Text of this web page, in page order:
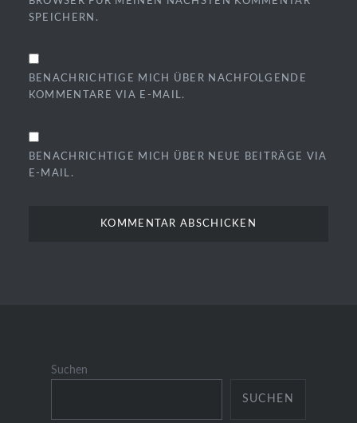
SPEICHERN.
BENACHRICHTIGE MICH ÜBER NACHFOLGENDE
KOMMENTARE VIA E-MAIL.
BENACHRICHTIGE MICH ÜBER NEUE BEITRÄGE VIA
E-MAIL.
Suchen
SUCHEN